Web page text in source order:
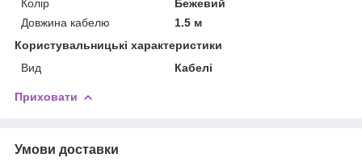
Колір
Бежевий
Довжина кабелю
1.5 м
Користувальницькі характеристики
Вид
Кабелі
Приховати
Умови доставки